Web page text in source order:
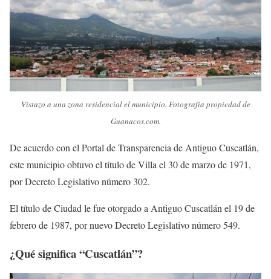
Vistazo a una zona residencial el municipio. Fotografía propiedad de
Guanacos.com.
De acuerdo con el Portal de Transparencia de Antiguo Cuscatlán,
este municipio obtuvo el título de Villa el 30 de marzo de 1971,
por Decreto Legislativo número 302.
El título de Ciudad le fue otorgado a Antiguo Cuscatlán el 19 de
febrero de 1987, por nuevo Decreto Legislativo número 549.
¿Qué significa “Cuscatlán”?